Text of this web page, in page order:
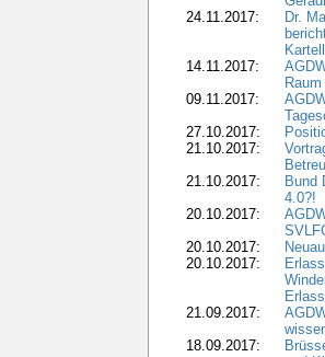
24.11.2017:
Dr.
14.11.2017:
Raum
09.11.2017:
27.10.2017:
21.10.2017:
21.10.2017:
Bund
4.0?!
20.10.2017:
20.10.2017:
20.10.2017:
21.09.2017:
18.09.2017: